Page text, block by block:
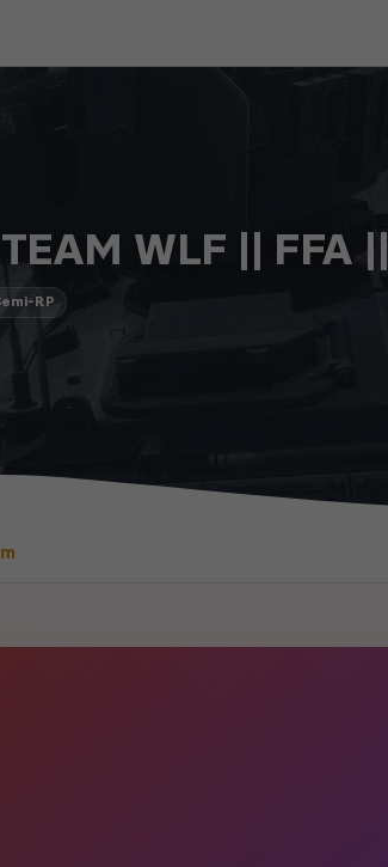
WLF || FFA ||
RP